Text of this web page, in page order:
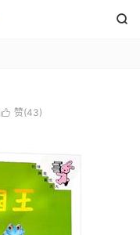

 赞(43)